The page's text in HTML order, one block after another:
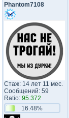
Phantom7108
Стаж: 14 лет 11 мес.
Сообщений: 59
Ratio: 95.372
16.48%